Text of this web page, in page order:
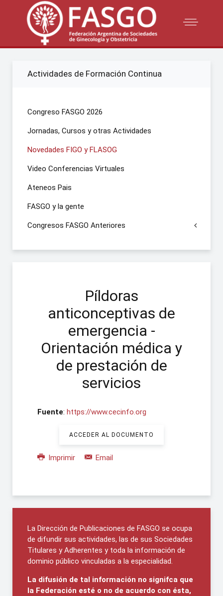
Píldoras
anticonceptivas de
emergencia -
Orientación médica y
de prestación de
servicios
Fuente: https://www.cecinfo.org
ACCEDER AL DOCUMENTO
Imprimir Email
Actividades de Formación Continua
Congreso FASGO 2026
Jornadas, Cursos y otras Actividades
Novedades FIGO y FLASOG
Video Conferencias Virtuales
Ateneos Pais
FASGO y la gente
Congresos FASGO Anteriores
La Dirección de Publicaciones de FASGO se ocupa
de difundir sus actividades, las de sus Sociedades
Titulares y Adherentes y toda la información de
dominio público vinculadas a la especialidad.
La difusión de tal información no signifca que
la Federación esté o no de acuerdo con ésta,